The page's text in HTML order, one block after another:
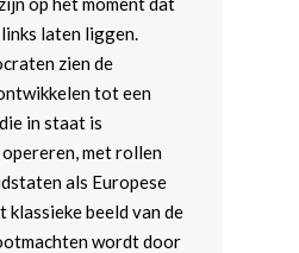
laten liggen.
zien de
tot een
in staat is
met rollen
als Europese
klassieke beeld van de
wordt door